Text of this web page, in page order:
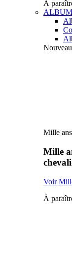
À
Mille
Mille
Voir
À